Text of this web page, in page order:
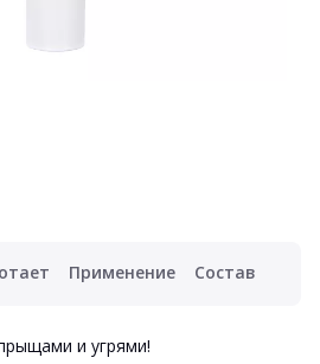
Применение Состав
и угрями!